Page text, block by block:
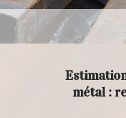
métal :